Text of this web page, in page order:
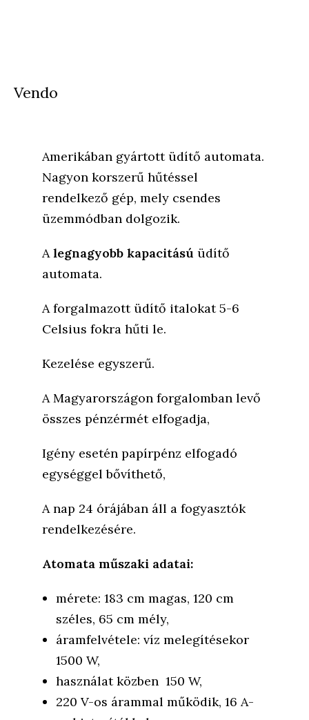
Vendo
Amerikában gyártott üdítő automata.
Nagyon korszerű hűtéssel
rendelkező gép, mely csendes
üzemmódban dolgozik.
Alegnagyobb kapacitású üdítő
automata.
A forgalmazott üdítő italokat 5-6
Celsius fokra hűti le.
Kezelése egyszerű.
A Magyarországon forgalomban levő
összes pénzérmét elfogadja,
Igény esetén papírpénz elfogadó
egységgel bővíthető,
A nap 24 órájában áll a fogyasztók
rendelkezésére.
Atomata műszaki adatai:
mérete: 183 cm magas, 120 cm
széles, 65 cm mély,
áramfelvétele: víz melegítésekor
1500 W,
használat közben 150 W,
220 V-os árammal működik, 16 A-